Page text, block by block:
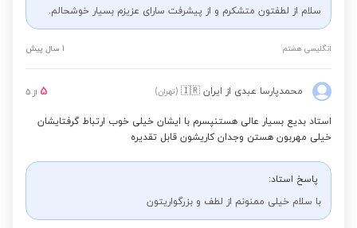
سلام از لطفتون متشکرم و از پیشرفت سارای عزیزم بسیار خوشحالم.
انگلیسی هشتم 1 سال پیش
محمدپارسا عبدی از ایران 🇮🇷 (تهران) 5 از 5
استاد بدیع بسیار عالی هستنپسرم با ایشان خیلی خوب ارتباط گرفتایشان
خیلی مهربون هستن وجدان کاریشون قابل تقدیره
پاسخ استاد:
با سلام خیلی ممنونم از لطف و بزرگواریتون️